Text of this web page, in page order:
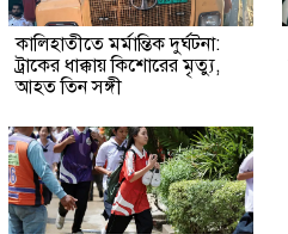
কালিহাতীতে মর্মান্তিক দুর্ঘটনা:
ট্রাকের ধাক্কায় কিশোরের মৃত্যু,
আহত তিন সঙ্গী